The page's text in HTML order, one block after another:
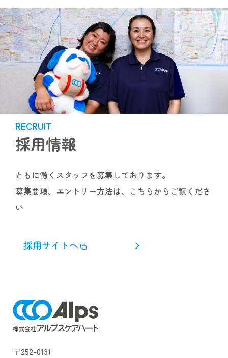
RECRUIT
採用情報
ともに働くスタッフを募集しております。
募集要項、エントリー方法は、こちらからご覧くださ
い
採用サイトへ
〒252-0131